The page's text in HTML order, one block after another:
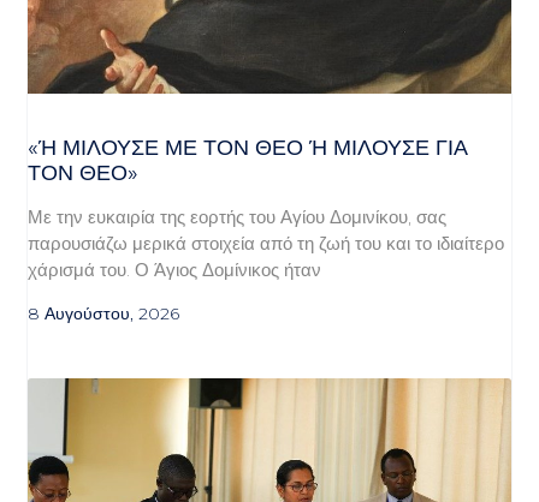
«Ή ΜΙΛΟΎΣΕ ΜΕ ΤΟΝ ΘΕΌ Ή ΜΙΛΟΎΣΕ ΓΙΑ ΤΟ
Ν ΘΕΌ»
Με την ευκαιρία της εορτής του Αγίου Δομινίκου, σας
παρουσιάζω μερικά στοιχεία από τη ζωή του και το ιδιαίτερο
χάρισμά του. Ο Άγιος Δομίνικος ήταν
8 Αυγούστου, 2026